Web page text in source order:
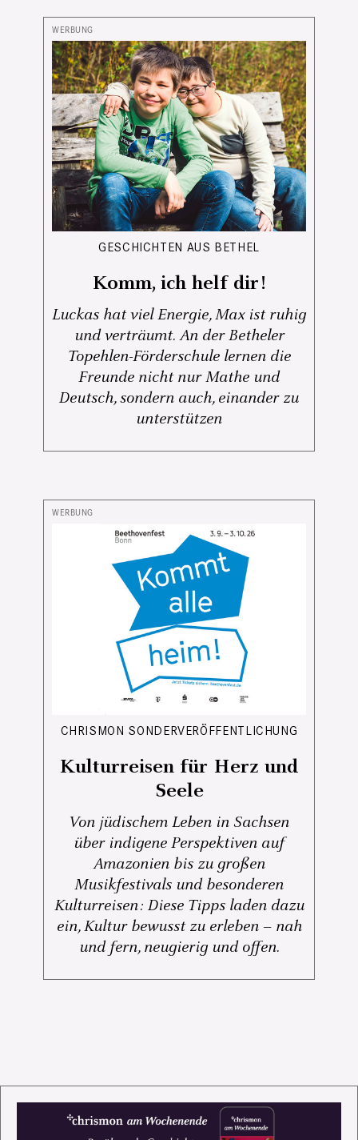
GESCHICHTEN AUS BETHEL
Komm, ich helf dir!
Luckas hat viel Energie, Max ist ruhig
und verträumt. An der Betheler
Topehlen-Förderschule lernen die
Freunde nicht nur Mathe und
Deutsch, sondern auch, einander zu
unterstützen
CHRISMON SONDERVERÖFFENTLICHUNG
Kulturreisen für Herz und
Seele
Von jüdischem Leben in Sachsen
über indigene Perspektiven auf
Amazonien bis zu großen
Musikfestivals und besonderen
Kulturreisen: Diese Tipps laden dazu
ein, Kultur bewusst zu erleben – nah
und fern, neugierig und offen.